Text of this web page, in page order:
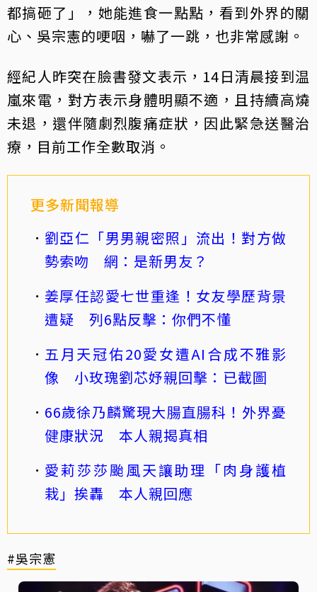
都搞砸了」，她能進食一點點，看到外界的關
心、吳宗憲的哽咽，嚇了一跳，也非常感謝。
經紀人昨突在臉書發文表示，14日清晨接到温
嵐來電，對方表示身體明顯不適，且持續高燒
未退，還伴隨劇烈腹痛症狀，因此緊急送醫治
療，目前工作全數取消。
更多新聞報導
劉亞仁「男男親密照」流出！對方做
勢索吻 網：是新男友？
姜厚任認愛七世重逢！女友學歷背景
遭疑 列6點反擊：你們不懂
五月天冠佑20愛女遭AI合成不雅影
像 小玫瑰劉芯妤親回擊：已截圖
66歲徐乃麟驚現大腸直腸科！外界憂
健康狀況 本人親揭真相
愛莉莎莎颱風天讓助理「肉身護植
栽」挨轟 本人親回應
#吳宗憲